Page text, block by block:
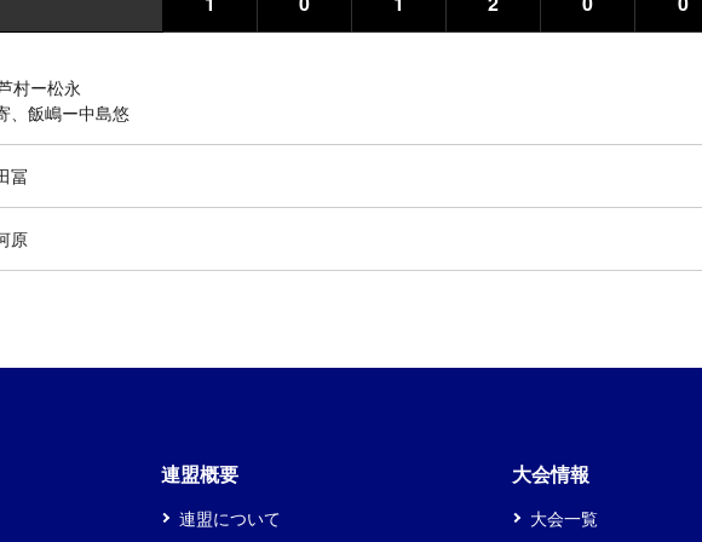
村ー松永
、飯嶋ー中島悠
冨
原
連盟概要
連盟について
大会情報
大会一覧